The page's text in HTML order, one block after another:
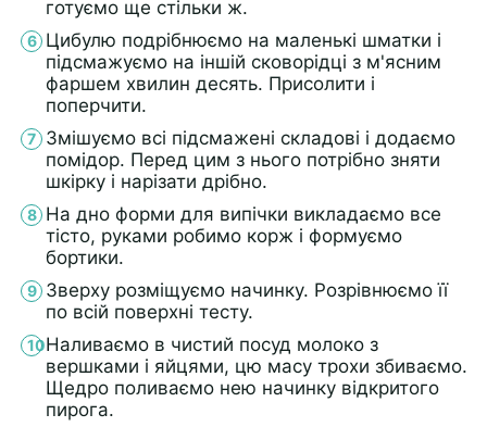
готуємо ще стільки ж.
Цибулю подрібнюємо на маленькі шматки і
підсмажуємо на іншій сковорідці з м'ясним
фаршем хвилин десять. Присолити і
поперчити.
Змішуємо всі підсмажені складові і додаємо
помідор. Перед цим з нього потрібно зняти
шкірку і нарізати дрібно.
На дно форми для випічки викладаємо все
тісто, руками робимо корж і формуємо
бортики.
Зверху розміщуємо начинку. Розрівнюємо її
по всій поверхні тесту.
Наливаємо в чистий посуд молоко з
вершками і яйцями, цю масу трохи збиваємо.
Щедро поливаємо нею начинку відкритого
пирога.